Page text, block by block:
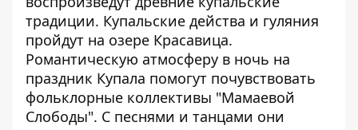
традиции. Купальские действа и гуляния
пройдут на озере Красавица.
Романтическую атмосферу в ночь на
праздник Купала помогут почувствовать
фольклорные коллективы "Мамаевой
Слободы". С песнями и танцами они